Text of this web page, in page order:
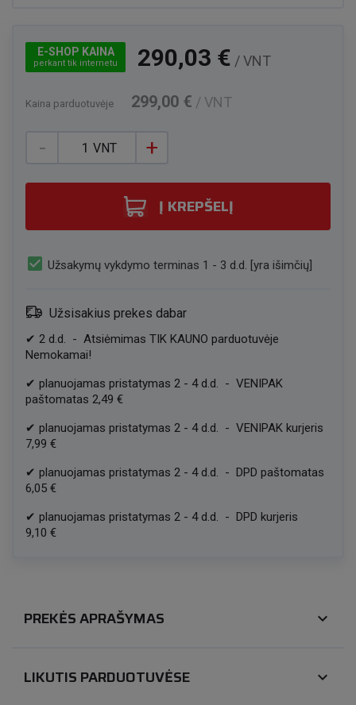
E-SHOP KAINA
perkant tik internetu 290,03 € / VNT
Kaina parduotuvėje 299,00 € / VNT
- +
VNT
Į KREPŠELĮ
check_box Užsakymų vykdymo terminas 1 - 3 d.d. [yra išimčių]
Užsisakius prekes dabar
✔ 2 d.d. - Atsiėmimas TIK KAUNO parduotuvėje
Nemokamai!
✔ planuojamas pristatymas 2 - 4d.d. - VENIPAK
paštomatas 2,49 €
✔ planuojamas pristatymas 2 - 4d.d. - VENIPAK kurjeris
7,99 €
✔ planuojamas pristatymas 2 - 4d.d. - DPD paštomatas
6,05 €
✔ planuojamas pristatymas 2 - 4d.d. - DPD kurjeris
9,10 €
PREKĖS APRAŠYMAS expand_more
LIKUTIS PARDUOTUVĖSE expand_more